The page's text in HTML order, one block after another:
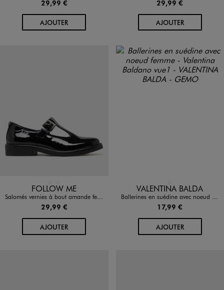
29,99 €
AJOUTERAU PANIER
29,99 €
AJOUTERAU PANIER
Disponible en 2 coloris
FOLLOW ME
Salomés vernies à bout amande femme - Follow Me
29,99 €
AJOUTERAU PANIER
Disponible en 1 coloris
VALENTINA BALDA
Ballerines en suédine avec noeud femme - Valentina Baldano
17,99 €
AJOUTERAU PANIER